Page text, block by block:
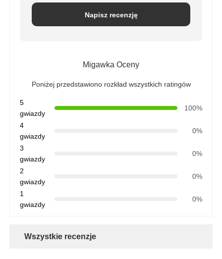
Napisz recenzję
Migawka Oceny
Poniżej przedstawiono rozkład wszystkich ratingów
5
gwiazdy
100%
4
gwiazdy
0%
3
gwiazdy
0%
2
gwiazdy
0%
1
gwiazdy
0%
Wszystkie recenzje